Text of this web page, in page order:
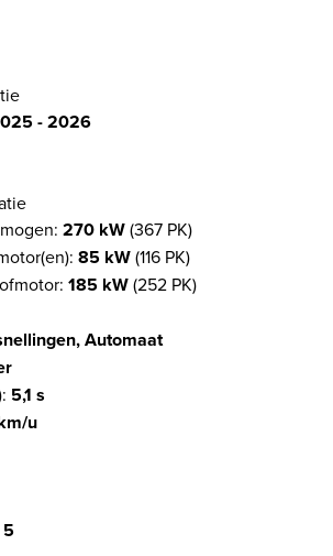
- 2026
270 kW(367 PK)
85 kW(116 PK)
185 kW(252 PK)
Automaat
5,1 s
u
5